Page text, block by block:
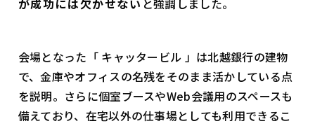
が成功には欠かせない と強調しました。
会場となった「 キャッタービル 」は北越銀行の建物
で、金庫やオフィスの名残をそのまま活かしている点
を説明。さらに個室ブースやWeb会議用のスペースも
備えており、在宅以外の仕事場としても利用できるこ